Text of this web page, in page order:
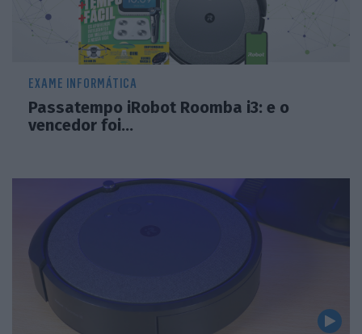
EXAME INFORMÁTICA
Passatempo iRobot Roomba i3: e o
vencedor foi…